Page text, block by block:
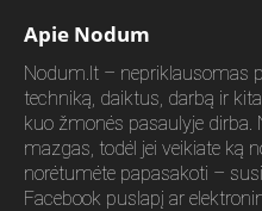
Apie Nodum
Nodum.lt – nepriklausomas
techniką, daiktus, darbą ir
kuo žmonės pasaulyje
mazgas, todėl jei veikiate ką
norėtumėte papasakoti –
Facebook puslapį ar